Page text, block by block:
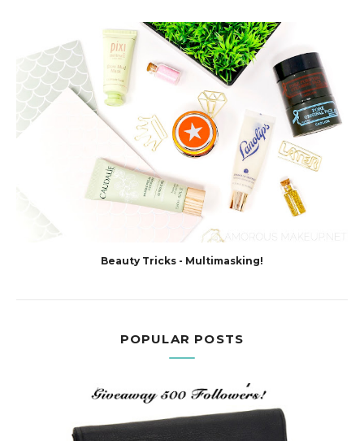
Beauty Tricks - Multimasking!
POPULAR POSTS